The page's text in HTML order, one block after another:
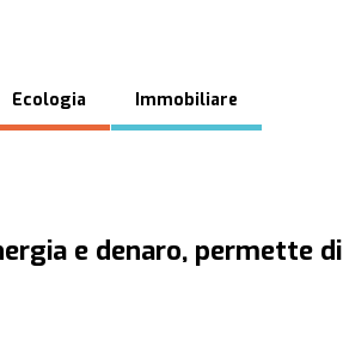
Ecologia Immobiliare
e denaro, permette di